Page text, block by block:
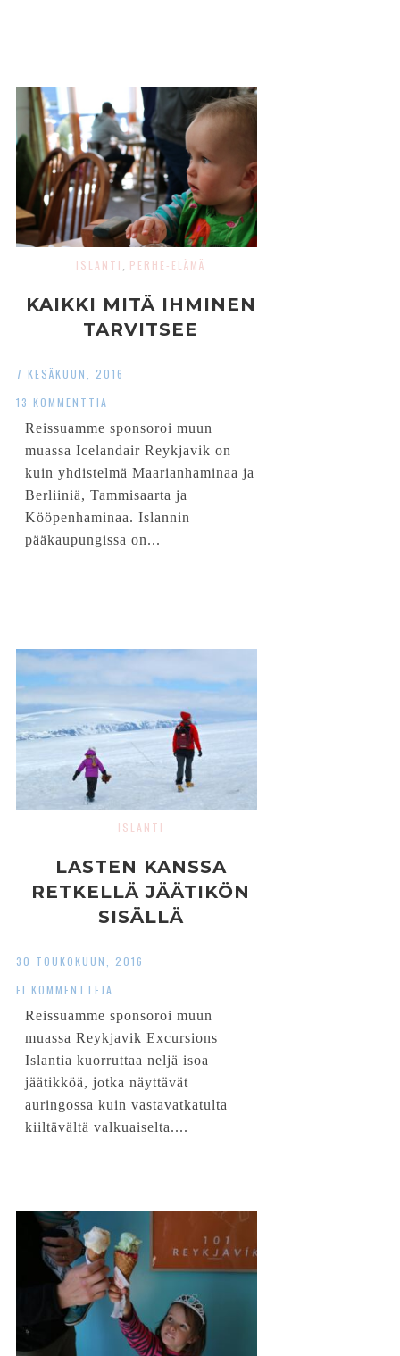
ISLANTI PERHE-ELÄMÄ
KAIKKI MITÄ IHMINEN
TARVITSEE
7 KESÄKUUN, 2016
13 KOMMENTTIA
Reissuamme sponsoroi muun
muassa Icelandair Reykjavik on
kuin yhdistelmä Maarianhaminaa ja
Berliiniä, Tammisaarta ja
Kööpenhaminaa. Islannin
pääkaupungissa on...
ISLANTI
LASTEN KANSSA
RETKELLÄ JÄÄTIKÖN
SISÄLLÄ
30 TOUKOKUUN, 2016
EI KOMMENTTEJA
Reissuamme sponsoroi muun
muassa Reykjavik Excursions
Islantia kuorruttaa neljä isoa
jäätikköä, jotka näyttävät
auringossa kuin vastavatkatulta
kiiltävältä valkuaiselta....